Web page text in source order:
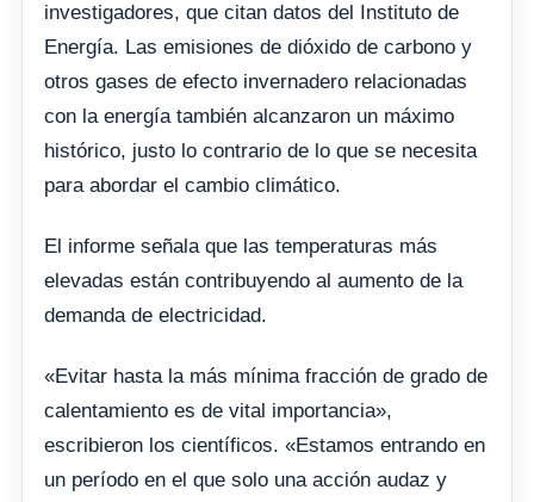
investigadores, que citan datos del Instituto de
Energía. Las emisiones de dióxido de carbono y
otros gases de efecto invernadero relacionadas
con la energía también alcanzaron un máximo
histórico, justo lo contrario de lo que se necesita
para abordar el cambio climático.
El informe señala que las temperaturas más
elevadas están contribuyendo al aumento de la
demanda de electricidad.
«Evitar hasta la más mínima fracción de grado de
calentamiento es de vital importancia»,
escribieron los científicos. «Estamos entrando en
un período en el que solo una acción audaz y